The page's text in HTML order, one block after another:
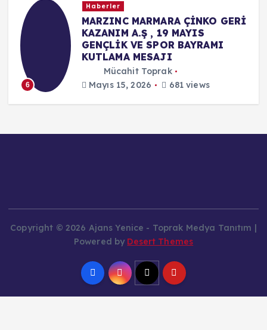
6
Haberler
MARZINC MARMARA ÇİNKO GERİ
KAZANIM A.Ş , 19 MAYIS
GENÇLİK VE SPOR BAYRAMI
KUTLAMA MESAJI
Mücahit Toprak
Mayıs 15, 2026
681 views
Copyright © 2026 Ajans Yenice - Toprak Medya Tanıtım |
Powered by Desert Themes